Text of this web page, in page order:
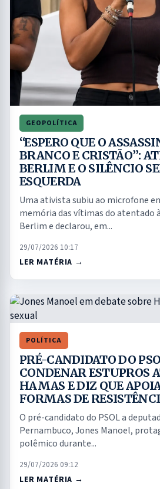
GEOPOLÍTICA
“ESPERO QUE O
BRANCO E CRISTÃO”:
BERLIM E O SILÊNCIO
ESQUERDA
Uma ativista subiu ao microfone
memória das vítimas do atentado
Berlim e declarou, em...
29/07/2026 10:17
LER MATÉRIA →
POLÍTICA
PRÉ-CANDIDATO DO
CONDENAR ESTUPROS
HAMAS E DIZ QUE
FORMAS DE
O pré-candidato do PSOL a
Pernambuco, Jones Manoel,
polêmico durante...
29/07/2026 09:12
LER MATÉRIA →